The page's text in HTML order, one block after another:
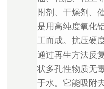
附剂、干燥剂、
是用高纯度氧化
工而成。抗压硬
通过再生方法反
状多孔性物质无
于水。它能吸附